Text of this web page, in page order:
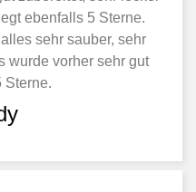
ebenfalls 5 Sterne.
sehr sauber, sehr
wurde vorher sehr gut
Sterne.